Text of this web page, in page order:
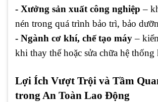
- Xưởng sản xuất công nghiệp –
nén trong quá trình bảo trì, bảo
- Ngành cơ khí, chế tạo máy–
khi thay thế hoặc sửa chữa hệ thống
Lợi Ích Vượt Trội và Tầm
trong An Toàn Lao Động